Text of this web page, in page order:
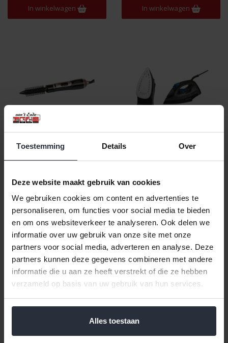
Toestemming Details Over
Deze website maakt gebruik van cookies
We gebruiken cookies om content en advertenties te
personaliseren, om functies voor social media te bieden
en om ons websiteverkeer te analyseren. Ook delen we
informatie over uw gebruik van onze site met onze
partners voor social media, adverteren en analyse. Deze
partners kunnen deze gegevens combineren met andere
informatie die u aan ze heeft verstrekt of die ze hebben
verzameld op basis van uw gebruik van hun services.
Alles toestaan
In winkelwagen In winkelwagen
Föhnborstel -
Heteluchtborstel HAS 6077
€14,99 Incl. btw
€12,39 Excl. btw
Beschikbaar
In winkelwagen
Stroomstrijkijzer Bomann
€19,99 Incl. btw
Beschikbaar
In winkelwagen
Veilig achteraf betalen, tot 14 dagen na aankoop
Gratis verzending vanaf €60,=
Eenvoudig retour, 30 dagen bedenktijd